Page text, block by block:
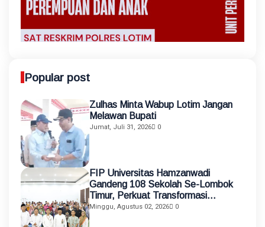
Popular post
Zulhas Minta Wabup Lotim Jangan
Melawan Bupati
Jumat, Juli 31, 2026 0
FIP Universitas Hamzanwadi
Gandeng 108 Sekolah Se-Lombok
Timur, Perkuat Transformasi
Pendidikan melalui Asistensi
Minggu, Agustus 02, 2026 0